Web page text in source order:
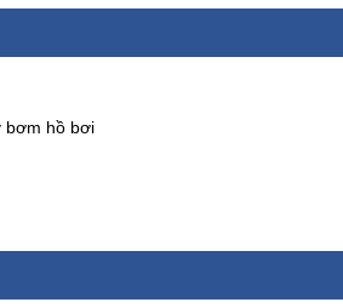
bơm hồ bơi